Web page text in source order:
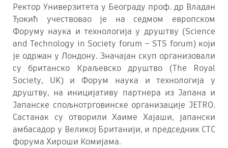
Ректор Универзитета у Београду проф. др Владан
Ђокић учествовао је на седмом европском
Форуму наука и технологија у друштву (Science
and Technology in Society forum – STS forum) који
је одржан у Лондону. Значајан скуп организовали
су британско Краљевско друштво (The Royal
Society, UK) и Форум наука и технологија у
друштву, на иницијативу партнера из Јапана и
Јапанске спољнотрговинске организације JETRO.
Састанак су отворили Хаиме Хајаши, јапански
амбасадор у Великој Британији, и председник СТС
форума Хироши Комијама.